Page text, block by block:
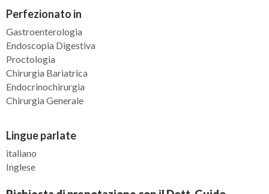
Perfezionato in
Gastroenterologia
Endoscopia Digestiva
Proctologia
Chirurgia Bariatrica
Endocrinochirurgia
Chirurgia Generale
Lingue parlate
italiano
Inglese